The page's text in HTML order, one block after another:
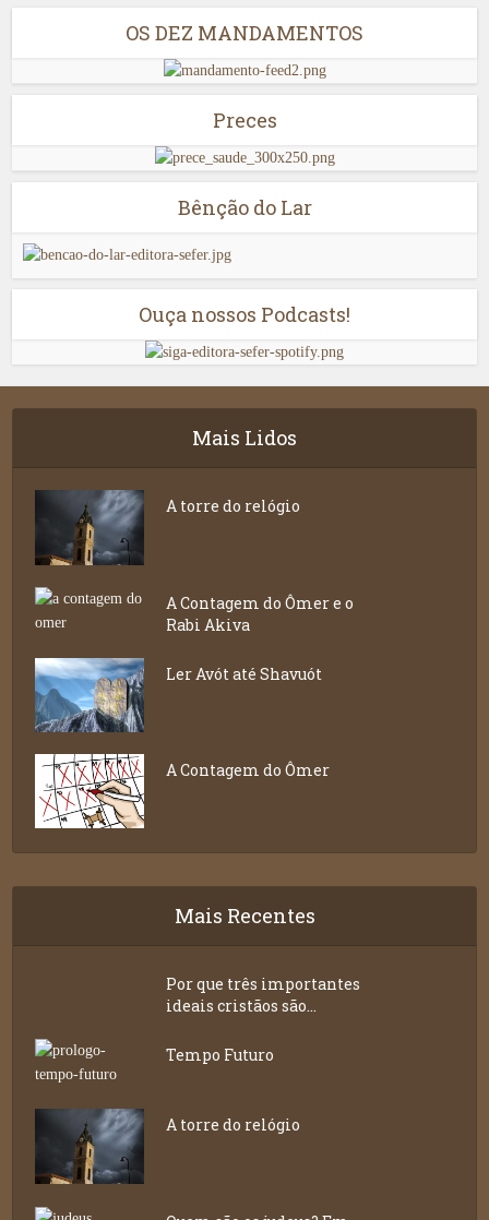
OS DEZ MANDAMENTOS
Preces
Bênção do Lar
Ouça nossos Podcasts!
Mais Lidos
A torre do relógio
A Contagem do Ômer e o
Rabi Akiva
Ler Avót até Shavuót
A Contagem do Ômer
Mais Recentes
Por que três importantes
ideais cristãos são...
Tempo Futuro
A torre do relógio